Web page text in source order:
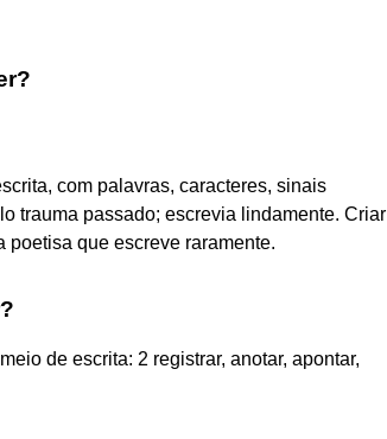
com palavras, caracteres, sinais
trauma passado; escrevia lindamente. Criar
poetisa que escreve raramente.
de escrita: 2 registrar, anotar, apontar,